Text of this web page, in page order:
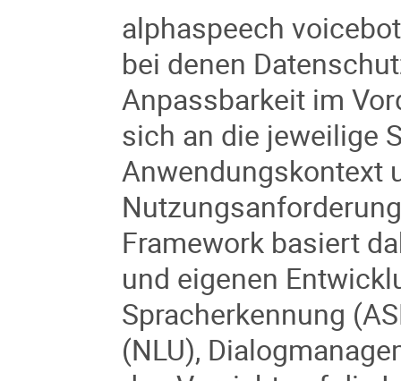
alphaspeech
bei denen
Anpassbarkeit im
sich an die jeweilige
Anwendungskontext
Framework basiert
und eigenen
Spracherkennung
(NLU),